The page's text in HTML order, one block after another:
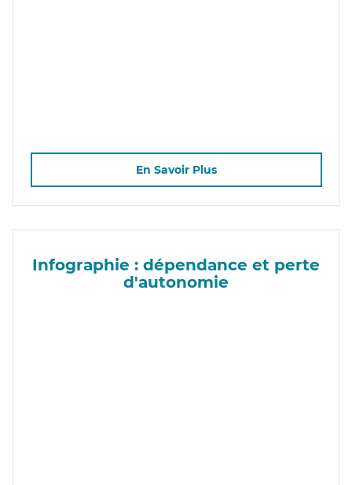
En Savoir Plus
Infographie : dépendance et perte
d'autonomie